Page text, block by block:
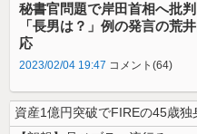
秘書官問題で岸田首相へ批
「長男は？」例の発言の荒
応
2023/02/04 19:47 コメント(64)